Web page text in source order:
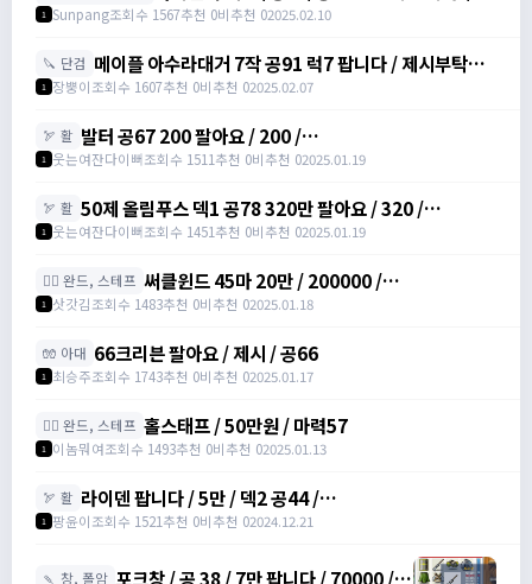
4000000
1 Sunpang조회수 1567추천 0비추천 02025.02.10
🔪 단검 메이플 아수라대거 7작 공91 럭7 팝니다 / 제시부탁드
려요 / 아수라대거
1 장뿡이조회수 1607추천 0비추천 02025.02.07
🏹 활 발터 공67 200 팔아요 / 200 /
https://open.kakao.com/o/sudvnjbh
1 웃는여잔다이뻐조회수 1511추천 0비추천 02025.01.19
🏹 활 50제 올림푸스 덱1 공78 320만 팔아요 / 320 /
https://open.kakao.com/o/sudvnjbh
1 웃는여잔다이뻐조회수 1451추천 0비추천 02025.01.19
🧙‍♀️ 완드, 스테프 써클윈드 45마 20만 / 200000 /
https://open.kakao.com/o/sqsdWdbh
1 삿갓김조회수 1483추천 0비추천 02025.01.18
🧤 아대 66크리븐 팔아요 / 제시 / 공66
1 최승주조회수 1743추천 0비추천 02025.01.17
🧙‍♀️ 완드, 스테프 홀스태프 / 50만원 / 마력57
1 이놈뭐여조회수 1493추천 0비추천 02025.01.13
🏹 활 라이덴 팝니다 / 5만 / 덱2 공44 /
https://open.kakao.com/o/szTBqf6g
1 팡윤이조회수 1521추천 0비추천 02024.12.21
🍡 창, 폴암 포크창 / 공 38 / 7만 팝니다 / 70000 /